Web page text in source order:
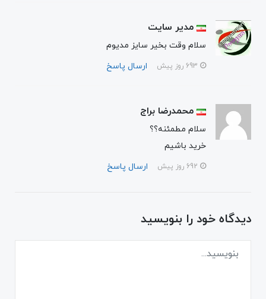
مدیر سایت
سلام وقت بخیر سایز مدیوم
ارسال پاسخ
محمدرضا براج
سلام مطمئنه؟؟
خرید باشیم
ارسال پاسخ
دیدگاه خود را بنویسید